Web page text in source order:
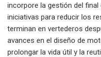
incorpore la gestión del
iniciativas para reducir los
terminan en vertederos
avances en el diseño de
prolongar la vida útil y la